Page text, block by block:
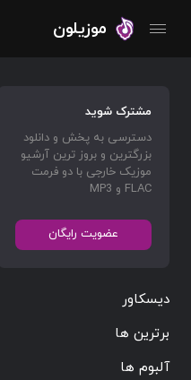
موزیلون
مشترک شوید
دسترسی به پخش و دانلود
بزرگترین و بروز ترین آرشیو
موزیک خارجی با دو فرمت
FLAC و MP3
عضویت رایگان
دیسکاور
برترین ها
آلبوم ها
تاریخ موسیقی